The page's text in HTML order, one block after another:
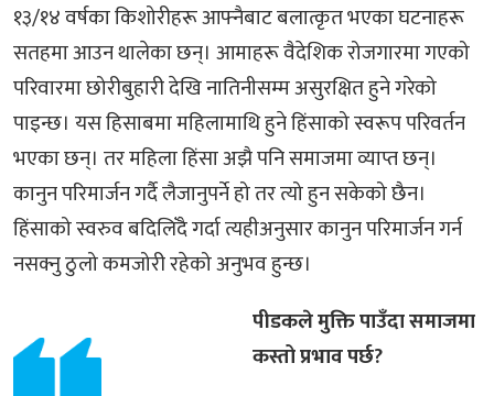
१३/१४ वर्षका किशोरीहरू आफ्नैबाट बलात्कृत भएका घटनाहरू
सतहमा आउन थालेका छन्। आमाहरू वैदेशिक रोजगारमा गएको
परिवारमा छोरीबुहारी देखि नातिनीसम्म असुरक्षित हुने गरेको
पाइन्छ। यस हिसाबमा महिलामाथि हुने हिंसाको स्वरूप परिवर्तन
भएका छन्। तर महिला हिंसा अझै पनि समाजमा व्याप्त छन्।
कानुन परिमार्जन गर्दै लैजानुपर्ने हो तर त्यो हुन सकेको छैन।
हिंसाको स्वरुव बदिलिँदै गर्दा त्यहीअनुसार कानुन परिमार्जन गर्न
नसक्नु ठुलो कमजोरी रहेको अनुभव हुन्छ।
पीडकले मुक्ति पाउँदा समाजमा
कस्तो प्रभाव पर्छ?